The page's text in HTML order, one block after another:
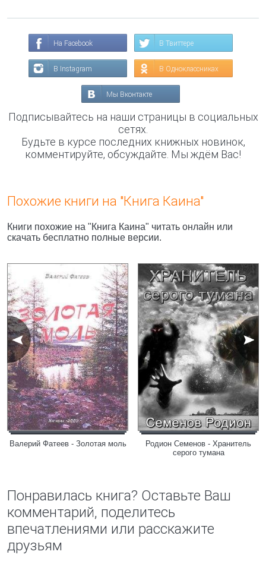
На Facebook В Твиттере
В Instagram В Одноклассниках
Мы Вконтакте
Подписывайтесь на наши страницы в социальных
сетях.
Будьте в курсе последних книжных новинок,
комментируйте, обсуждайте. Мы ждём Вас!
Похожие книги на "Книга Каина"
Книги похожие на "Книга Каина" читать онлайн или
скачать бесплатно полные версии.
Валерий Фатеев - Золотая моль
Родион Семенов - Хранитель
серого тумана
Понравилась книга? Оставьте Ваш
комментарий, поделитесь
впечатлениями или расскажите
друзьям